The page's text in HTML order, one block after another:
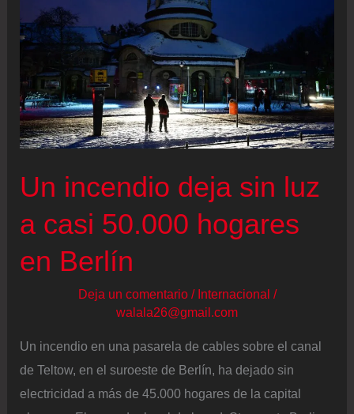
Schloss,
superviviente
Auschwitz
y
hermanastra
Ana
Un incendio deja sin luz
a casi 50.000 hogares
en Berlín
Deja un comentario / Internacional /
walala26@gmail.com
Un incendio en una pasarela de cables sobre el canal
de Teltow, en el suroeste de Berlín, ha dejado sin
electricidad a más de 45.000 hogares de la capital